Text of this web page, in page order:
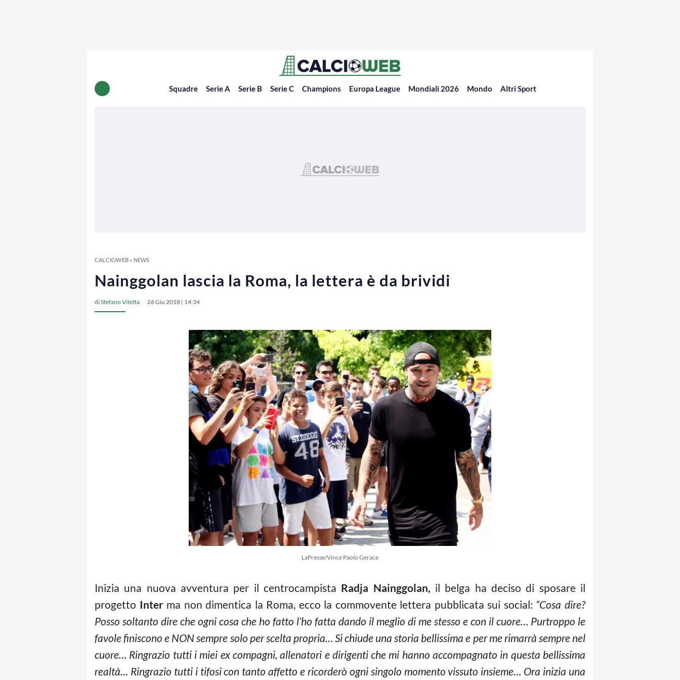
Squadre Serie A Serie B Serie C Champions Europa League Mondiali 2026 Mondo Altri Sport
CALCIOWEB» NEWS
Nainggolan lascia la Roma, la lettera è da brividi
diStefano Vitetta 26 Giu 2018 | 14:34
LaPresse/Vince Paolo Gerace
Inizia una nuova avventura per il centrocampista Radja Nainggolan, il belga ha deciso di sposare il
progetto Interma non dimentica la Roma, ecco la commovente lettera pubblicata sui social: “Cosa dire?
Posso soltanto dire che ogni cosa che ho fatto l’ho fatta dando il meglio di me stesso e con il cuore… Purtroppo le
favole finiscono e NON sempre solo per scelta propria… Si chiude una storia bellissima e per me rimarrà sempre nel
cuore… Ringrazio tutti i miei ex compagni, allenatori e dirigenti che mi hanno accompagnato in questa bellissima
realtà… Ringrazio tutti i tifosi con tanto affetto e ricorderò ogni singolo momento vissuto insieme… Ora inizia una